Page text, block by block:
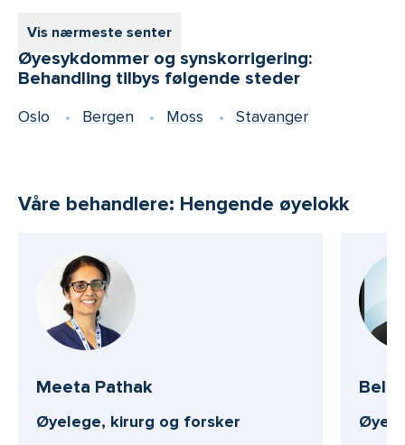
Vis nærmeste senter
Øyesykdommer og synskorrigering:
Behandling tilbys følgende steder
Oslo Bergen Moss Stavanger
Våre behandlere: Hengende øyelokk
Meeta Pathak
Øyelege, kirurg og forsker
Bela